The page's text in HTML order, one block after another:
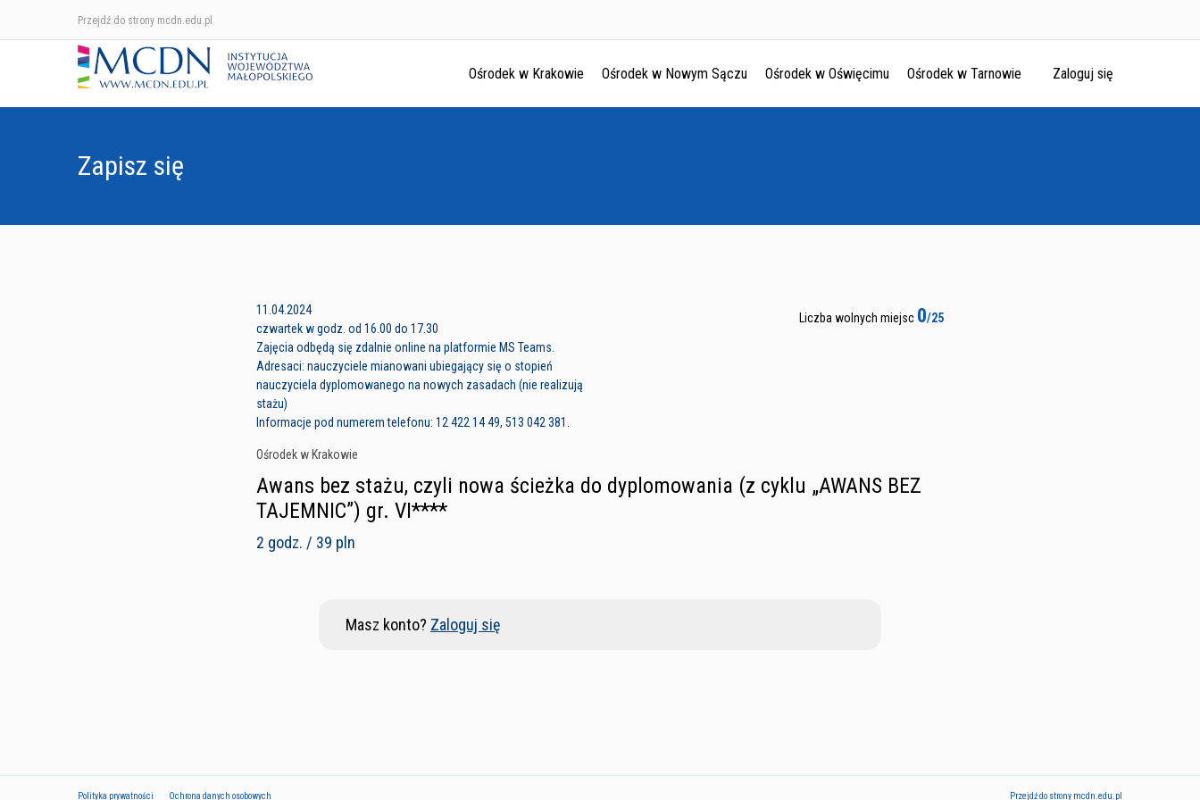
Przejdź do strony mcdn.edu.pl
Ośrodek w Krakowie Ośrodek w Nowym Sączu Ośrodek w Oświęcimu Ośrodek w Tarnowie Zaloguj się
Zapisz się
11.04.2024
czwartek w godz. od 16.00 do 17.30
Zajęcia odbędą się zdalnie online na platformie MS Teams.
Adresaci: nauczyciele mianowani ubiegający się o stopień
nauczyciela dyplomowanego na nowych zasadach (nie realizują
stażu)
Informacje pod numerem telefonu: 12 422 14 49, 513 042 381.
Ośrodek w Krakowie
Liczba wolnych miejsc 0/25
Awans bez stażu, czyli nowa ścieżka do dyplomowania (z cyklu „AWANS BEZ
TAJEMNIC”) gr. VI****
2 godz. / 39 pln
Masz konto? Zaloguj się
Polityka prywatności Ochrona danych osobowych Przejdź do strony mcdn.edu.pl
Ośrodek w Krakowie